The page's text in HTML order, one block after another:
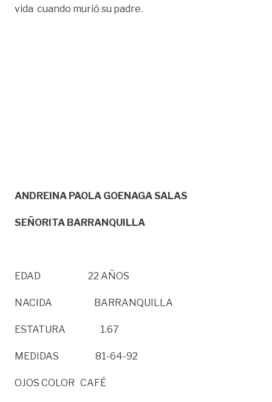
vida cuando murió su padre.
ANDREINA PAOLA GOENAGA SALAS
SEÑORITA BARRANQUILLA
EDAD 22 AÑOS
NACIDA BARRANQUILLA
ESTATURA 1.67
MEDIDAS 81-64-92
OJOS COLOR CAFÉ